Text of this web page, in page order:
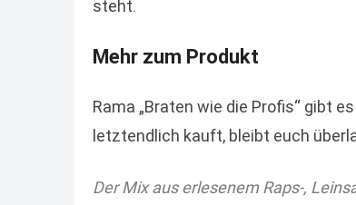
steht.
Mehr zum Produkt
Rama „Braten wie die Profis“ gibt
letztendlich kauft, bleibt euch
Der Mix aus erlesenem Raps-,